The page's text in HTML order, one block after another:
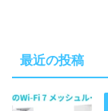
最近の投稿